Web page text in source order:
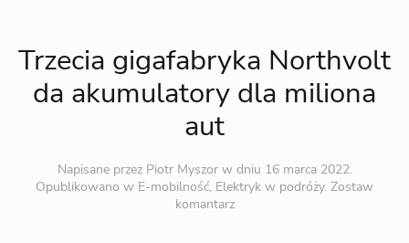
Trzecia gigafabryka Northvolt
da akumulatory dla miliona
aut
Napisane przez Piotr Myszorw dniu 16 marca 2022.
Opublikowano w E-mobilność, Elektryk w podróży. Zostaw
komantarz